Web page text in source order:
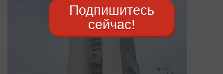
Подпишитесь
сейчас!